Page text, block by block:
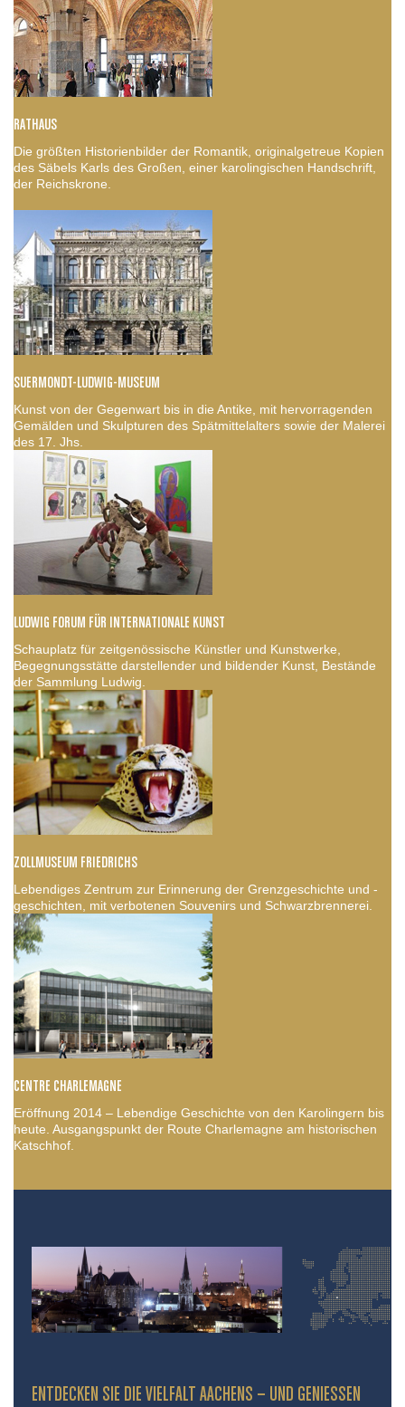
RATHAUS
Die größten Historienbilder der Romantik, originalgetreue Kopien
des Säbels Karls des Großen, einer karolingischen Handschrift,
der Reichskrone.
SUERMONDT-LUDWIG-MUSEUM
Kunst von der Gegenwart bis in die Antike, mit hervorragenden
Gemälden und Skulpturen des Spätmittelalters sowie der Malerei
des 17. Jhs.
LUDWIG FORUM FÜR INTERNATIONALE KUNST
Schauplatz für zeitgenössische Künstler und Kunstwerke,
Begegnungsstätte darstellender und bildender Kunst, Bestände
der Sammlung Ludwig.
ZOLLMUSEUM FRIEDRICHS
Lebendiges Zentrum zur Erinnerung der Grenzgeschichte und -
geschichten, mit verbotenen Souvenirs und Schwarzbrennerei.
CENTRE CHARLEMAGNE
Eröffnung 2014 – Lebendige Geschichte von den Karolingern bis
heute. Ausgangspunkt der Route Charlemagne am historischen
Katschhof.
ENTDECKEN SIE DIE VIELFALT AACHENS – UND GENIESSEN S